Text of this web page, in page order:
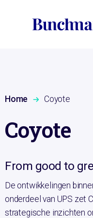
Home Coyote
Coyote
From good to
De ontwikkelingen
onderdeel van UPS zet
strategische inzichten